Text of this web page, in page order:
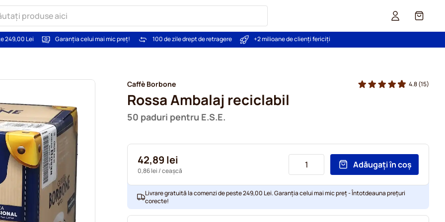
Coș
249,00 Lei Garanția celui mai mic preț! 100 de zile drept de retragere +2 milioane de clienți fericiți
Caffè Borbone
Rossa Ambalaj reciclabil
50 paduri pentru E.S.E.
4.8(15)
42,89 lei
0,86 lei / ceașcă
Adăugați în coș
Livrare gratuită la comenzi de peste 249,00 Lei. Garanția celui mai mic preț - Întotdeauna prețuri
corecte!